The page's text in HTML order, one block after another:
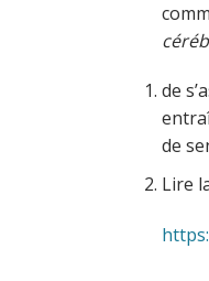
de
de
Lire